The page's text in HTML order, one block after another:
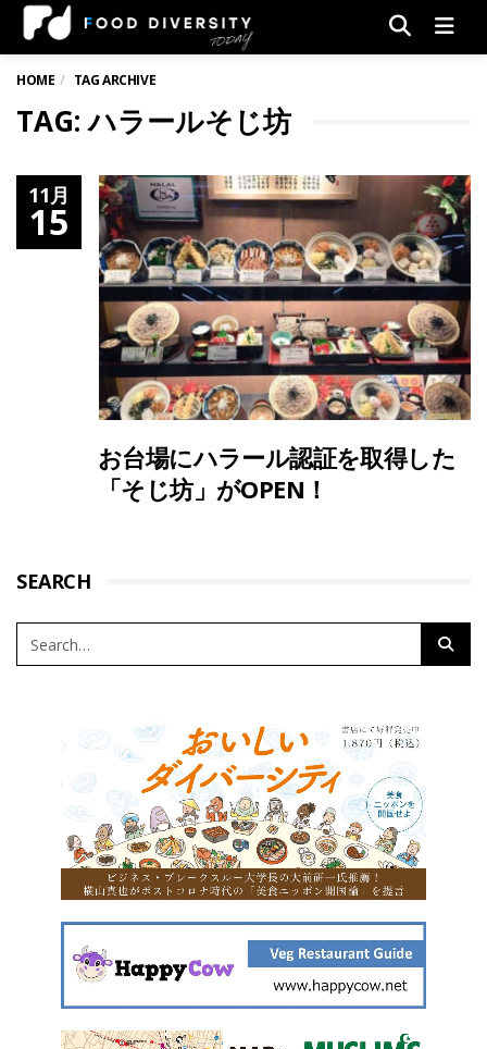
HOME TAG ARCHIVE
TAG: ハラールそじ坊
11月
15
お台場にハラール認証を取得した
「そじ坊」がOPEN！
SEARCH